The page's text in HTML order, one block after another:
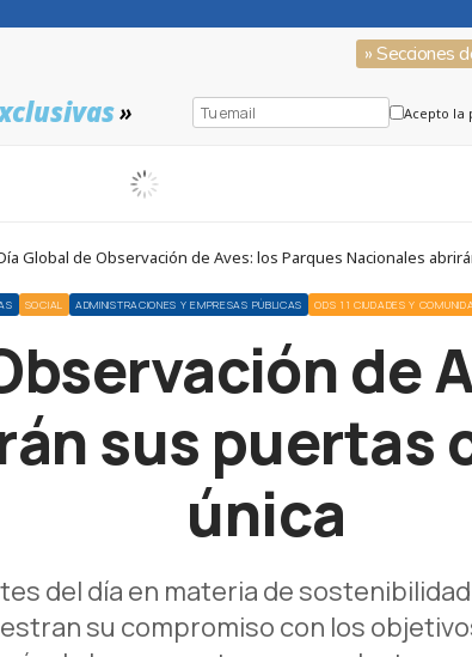
» Secciones
» Acepto la
Global de Observación de Aves: los Parques Nacionales
SOCIAL ADMINISTRACIONES Y EMPRESAS PÚBLICAS ODS 11 CIUDADES Y
de
sus puertas
única
del día en materia de
su compromiso con los